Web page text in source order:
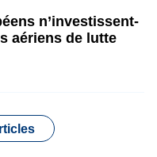
n’investissent-
aériens de lutte